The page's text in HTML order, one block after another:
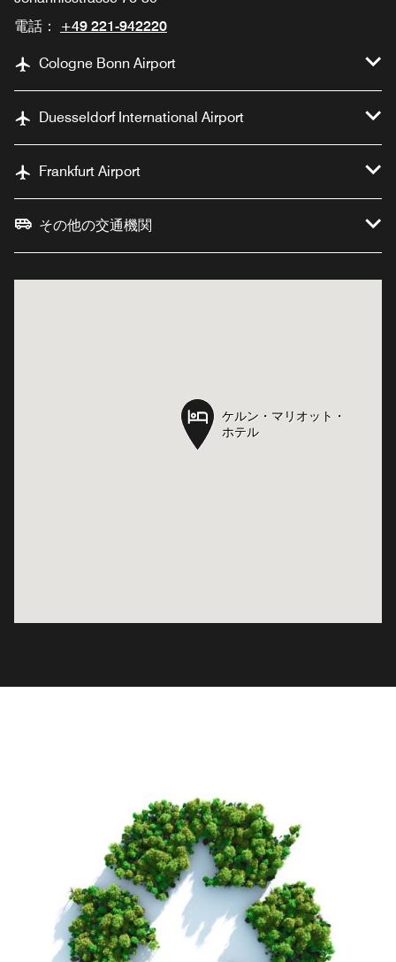
電話：
+49 221-942220
Cologne Bonn Airport
Duesseldorf International Airport
Frankfurt Airport
その他の交通機関
ケルン・マリオット・
ホテル
ケルン・マリオット・
ホテル